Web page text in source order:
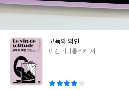
그 돈을 노름으로 탕진하고 있는 인물이
데도 아는건지 모르는건지 그냥 눈감고
하겠는가. 그리고 어릴때부터 엄마는 저
걸 보고 자란 엘렌이 얼마나 잘되겠는가. 이런 엘렌이 자신의 미래
보다는 엄마의 파멸만을 생각하며 지내
자벨과 달랐던 것은 특별한 반전같은건
행되는 복수를 향한 심리상태 변화를
고독의 와인
글
이렌 네미롭스키 저